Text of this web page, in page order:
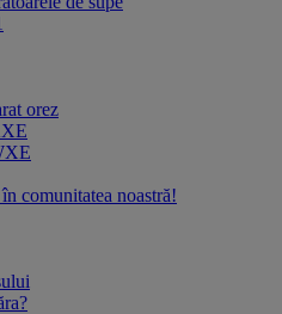
orez
comunitatea noastră!